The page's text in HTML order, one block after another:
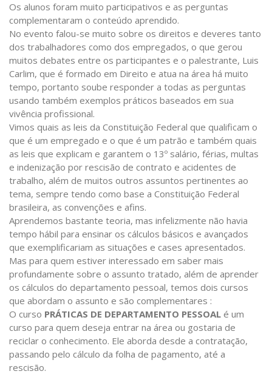
Os alunos foram muito participativos e as perguntas
complementaram o conteúdo aprendido.
No evento falou-se muito sobre os direitos e deveres tanto
dos trabalhadores como dos empregados, o que gerou
muitos debates entre os participantes e o palestrante, Luis
Carlim, que é formado em Direito e atua na área há muito
tempo, portanto soube responder a todas as perguntas
usando também exemplos práticos baseados em sua
vivência profissional.
Vimos quais as leis da Constituição Federal que qualificam o
que é um empregado e o que é um patrão e também quais
as leis que explicam e garantem o 13º salário, férias, multas
e indenização por rescisão de contrato e acidentes de
trabalho, além de muitos outros assuntos pertinentes ao
tema, sempre tendo como base a Constituição Federal
brasileira, as convenções e afins.
Aprendemos bastante teoria, mas infelizmente não havia
tempo hábil para ensinar os cálculos básicos e avançados
que exemplificariam as situações e cases apresentados.
Mas para quem estiver interessado em saber mais
profundamente sobre o assunto tratado, além de aprender
os cálculos do departamento pessoal, temos dois cursos
que abordam o assunto e são complementares :
O curso PRÁTICAS DE DEPARTAMENTO PESSOAL é um
curso para quem deseja entrar na área ou gostaria de
reciclar o conhecimento. Ele aborda desde a contratação,
passando pelo cálculo da folha de pagamento, até a
rescisão.